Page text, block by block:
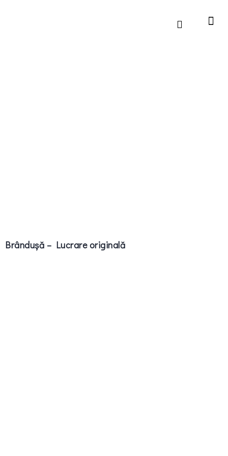
Brândușă – Lucrare originală